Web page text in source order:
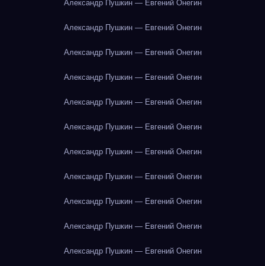
Александр Пушкин — Евгений Онегин
Александр Пушкин — Евгений Онегин
Александр Пушкин — Евгений Онегин
Александр Пушкин — Евгений Онегин
Александр Пушкин — Евгений Онегин
Александр Пушкин — Евгений Онегин
Александр Пушкин — Евгений Онегин
Александр Пушкин — Евгений Онегин
Александр Пушкин — Евгений Онегин
Александр Пушкин — Евгений Онегин
Александр Пушкин — Евгений Онегин